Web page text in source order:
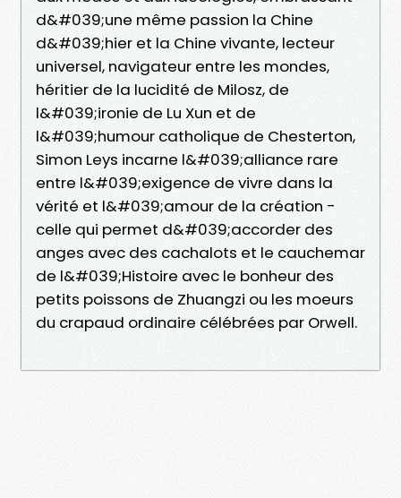
d&#039;une même passion la Chine
d&#039;hier et la Chine vivante, lecteur
universel, navigateur entre les mondes,
héritier de la lucidité de Milosz, de
l&#039;ironie de Lu Xun et de
l&#039;humour catholique de Chesterton,
Simon Leys incarne l&#039;alliance rare
entre l&#039;exigence de vivre dans la
vérité et l&#039;amour de la création -
celle qui permet d&#039;accorder des
anges avec des cachalots et le cauchemar
de l&#039;Histoire avec le bonheur des
petits poissons de Zhuangzi ou les moeurs
du crapaud ordinaire célébrées par Orwell.